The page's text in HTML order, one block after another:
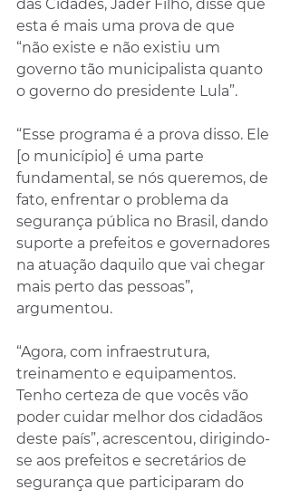
das Cidades, Jader Filho, disse que
esta é mais uma prova de que
“não existe e não existiu um
governo tão municipalista quanto
o governo do presidente Lula”.
“Esse programa é a prova disso. Ele
[o município] é uma parte
fundamental, se nós queremos, de
fato, enfrentar o problema da
segurança pública no Brasil, dando
suporte a prefeitos e governadores
na atuação daquilo que vai chegar
mais perto das pessoas”,
argumentou.
“Agora, com infraestrutura,
treinamento e equipamentos.
Tenho certeza de que vocês vão
poder cuidar melhor dos cidadãos
deste país”, acrescentou, dirigindo-
se aos prefeitos e secretários de
segurança que participaram do